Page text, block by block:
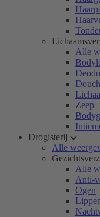
Alle
Zeep
Drogisterij
Alle
Alle
Anti-
Ogen